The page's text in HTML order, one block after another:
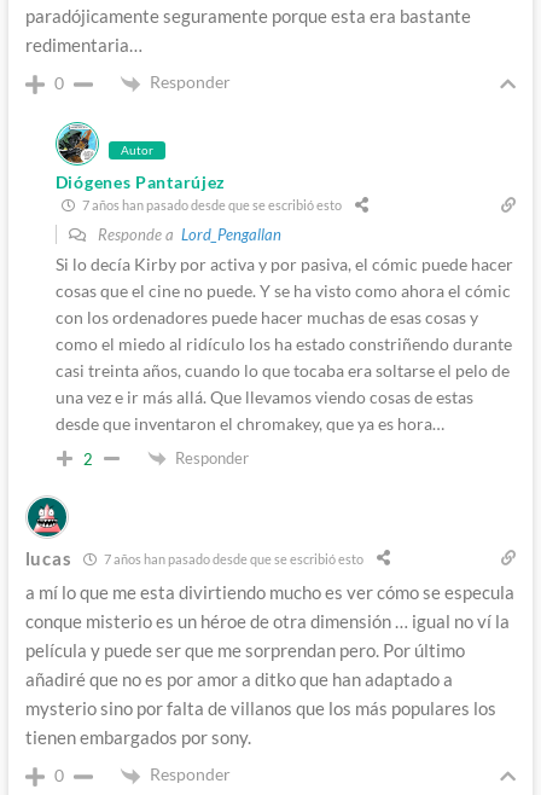
paradójicamente seguramente porque esta era bastante
redimentaria…
0 Responder
Autor
Diógenes Pantarújez
7 años han pasado desde que se escribió esto
Responde a Lord_Pengallan
Si lo decía Kirby por activa y por pasiva, el cómic puede hacer
cosas que el cine no puede. Y se ha visto como ahora el cómic
con los ordenadores puede hacer muchas de esas cosas y
como el miedo al ridículo los ha estado constriñendo durante
casi treinta años, cuando lo que tocaba era soltarse el pelo de
una vez e ir más allá. Que llevamos viendo cosas de estas
desde que inventaron el chromakey, que ya es hora…
2 Responder
lucas 7 años han pasado desde que se escribió esto
a mí lo que me esta divirtiendo mucho es ver cómo se especula
conque misterio es un héroe de otra dimensión … igual no ví la
película y puede ser que me sorprendan pero. Por último
añadiré que no es por amor a ditko que han adaptado a
mysterio sino por falta de villanos que los más populares los
tienen embargados por sony.
0 Responder